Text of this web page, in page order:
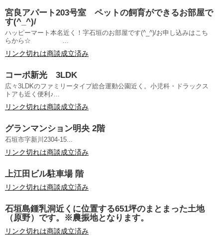
宮良アパート203号室 ペットの飼育ができるお部屋で
す(^_^)/
ハッピーマート本名近く！字石垣のお部屋です(^_^)/お申し込みはこち
らから☆ ...
リンク切れは商談成立済み
コーポ新光 3LDK
広々3LDKのファミリータイプ総合運動公園近く。小児科・ドラックス
トアも近く便利♪...
リンク切れは商談成立済み
グランマンション明央 2階
石垣市字新川2304-15...
リンク切れは商談成立済み
上江田ビル駐車場 階
リンク切れは商談成立済み
石垣島鍾乳洞近くに位置する651坪のまとまった土地
（原野）です。※農振地となります。
リンク切れは商談成立済み